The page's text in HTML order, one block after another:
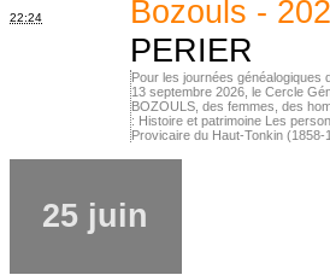
22:24 Bozouls -
PERIER
Pour les journées généalogiques
13 septembre 2026, le Cercle
BOZOULS, des femmes, des
: Histoire et patrimoine Les
Provicaire du Haut-Tonkin
25 juin